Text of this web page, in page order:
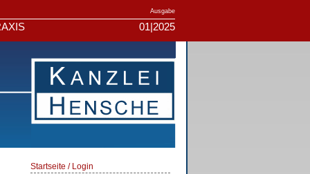
Ausgabe
01|2025
Startseite / Login